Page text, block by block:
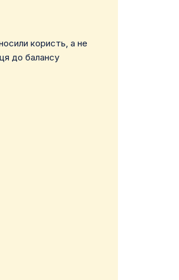
користь, а не
до балансу